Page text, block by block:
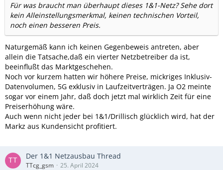
Für was braucht man überhaupt dieses 1&1-Netz? Sehe dort
kein Alleinstellungsmerkmal, keinen technischen Vorteil,
noch einen besseren Preis.
Naturgemäß kann ich keinen Gegenbeweis antreten, aber
allein die Tatsache,daß ein vierter Netzbetreiber da ist,
beeinflußt das Marktgeschehen.
Noch vor kurzem hatten wir höhere Preise, mickriges Inklusiv-
Datenvolumen, 5G exklusiv in Laufzeitverträgen. Ja O2 meinte
sogar vor einem Jahr, daß doch jetzt mal wirklich Zeit für eine
Preiserhöhung wäre.
Auch wenn nicht jeder bei 1&1/Drillisch glücklich wird, hat der
Markz aus Kundensicht profitiert.
Der 1&1 Netzausbau Thread
TTcg_gsm 25. April 2024